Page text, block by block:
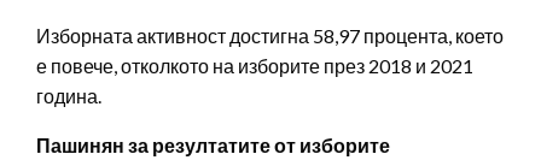
Изборната активност достигна 58,97 процента, което
е повече, отколкото на изборите през 2018 и 2021
година.
Пашинян за резултатите от изборите